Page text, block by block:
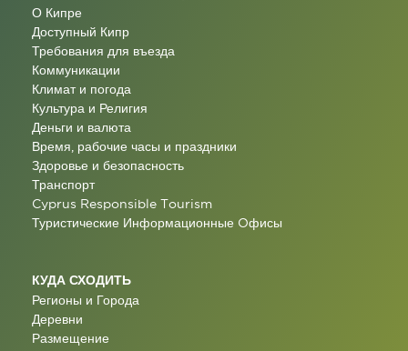
О Кипре
Доступный Кипр
Требования для въезда
Коммуникации
Климат и погода
Культура и Религия
Деньги и валюта
Время, рабочие часы и праздники
Здоровье и безопасность
Транспорт
Cyprus Responsible Tourism
Туристические Информационные Oфисы
КУДА СХОДИТЬ
Регионы и Города
Деревни
Размещение